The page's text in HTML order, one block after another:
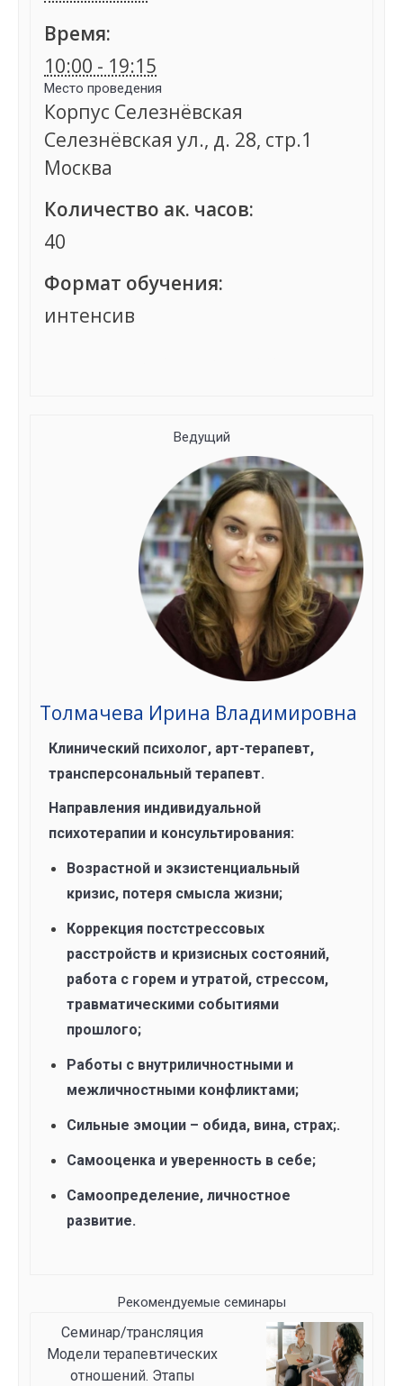
Время:
10:00 - 19:15
Место проведения
Корпус Селезнёвская
Селезнёвская ул., д. 28, стр.1
Москва
Количество ак. часов:
40
Формат обучения:
интенсив
Ведущий
Толмачева Ирина Владимировна
Клинический психолог, арт-терапевт,
трансперсональный терапевт.
Направления индивидуальной
психотерапии и консультирования:
Возрастной и экзистенциальный
кризис, потеря смысла жизни;
Коррекция постстрессовых
расстройств и кризисных состояний,
работа с горем и утратой, стрессом,
травматическими событиями
прошлого;
Работы с внутриличностными и
межличностными конфликтами;
Сильные эмоции – обида, вина, страх;.
Самооценка и уверенность в себе;
Самоопределение, личностное
развитие.
Рекомендуемые семинары
Семинар/трансляция
Модели терапевтических
отношений. Этапы